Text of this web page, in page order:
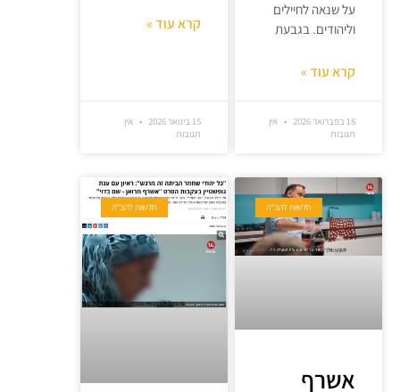
על שנאה לחיילים
וליהודים. בגבעת
קרא עוד »
18 בפברואר 2026
אין
תגובות
קרא עוד »
15 בינואר 2026
אין
תגובות
חדשות להב"ה
אשרף
חדשות להב"ה